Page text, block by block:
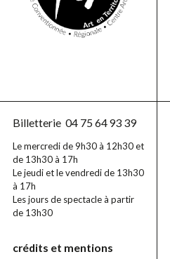
Billetterie 04 75 64 93 39
Le mercredi de 9h30 à 12h30 et
de 13h30 à 17h
Le jeudi et le vendredi de 13h30
à 17h
Les jours de spectacle à partir
de 13h30
crédits et mentions